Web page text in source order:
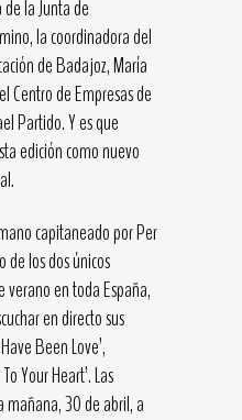
la Junta de
la coordinadora del
de Badajoz, María
Centro de Empresas de
Partido. Y es que
edición como nuevo
capitaneado por Per
de los dos únicos
verano en toda España,
en directo sus
Been Love’,
Your Heart’. Las
mañana, 30 de abril, a